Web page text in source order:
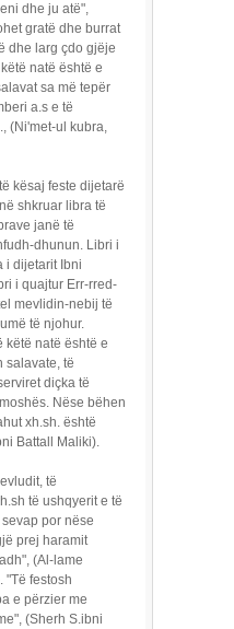
dhe ju atë",
gratë dhe burrat
dhe larg çdo gjëje
natë është e
sa më tepër
a.s e të
(Ni'met-ul kubra,
kësaj feste dijetarë
shkruar libra të
janë të
dhunun. Libri i
i dijetarit Ibni
i quajtur Err-rred-
mevlidin-nebij të
të njohur.
këtë natë është e
salavate, të
diçka të
Nëse bëhen
xh.sh. është
Battall Maliki).
të
të ushqyerit e të
por nëse
prej haramit
(Al-lame
"Të festosh
e përzier me
(Sherh S.ibni